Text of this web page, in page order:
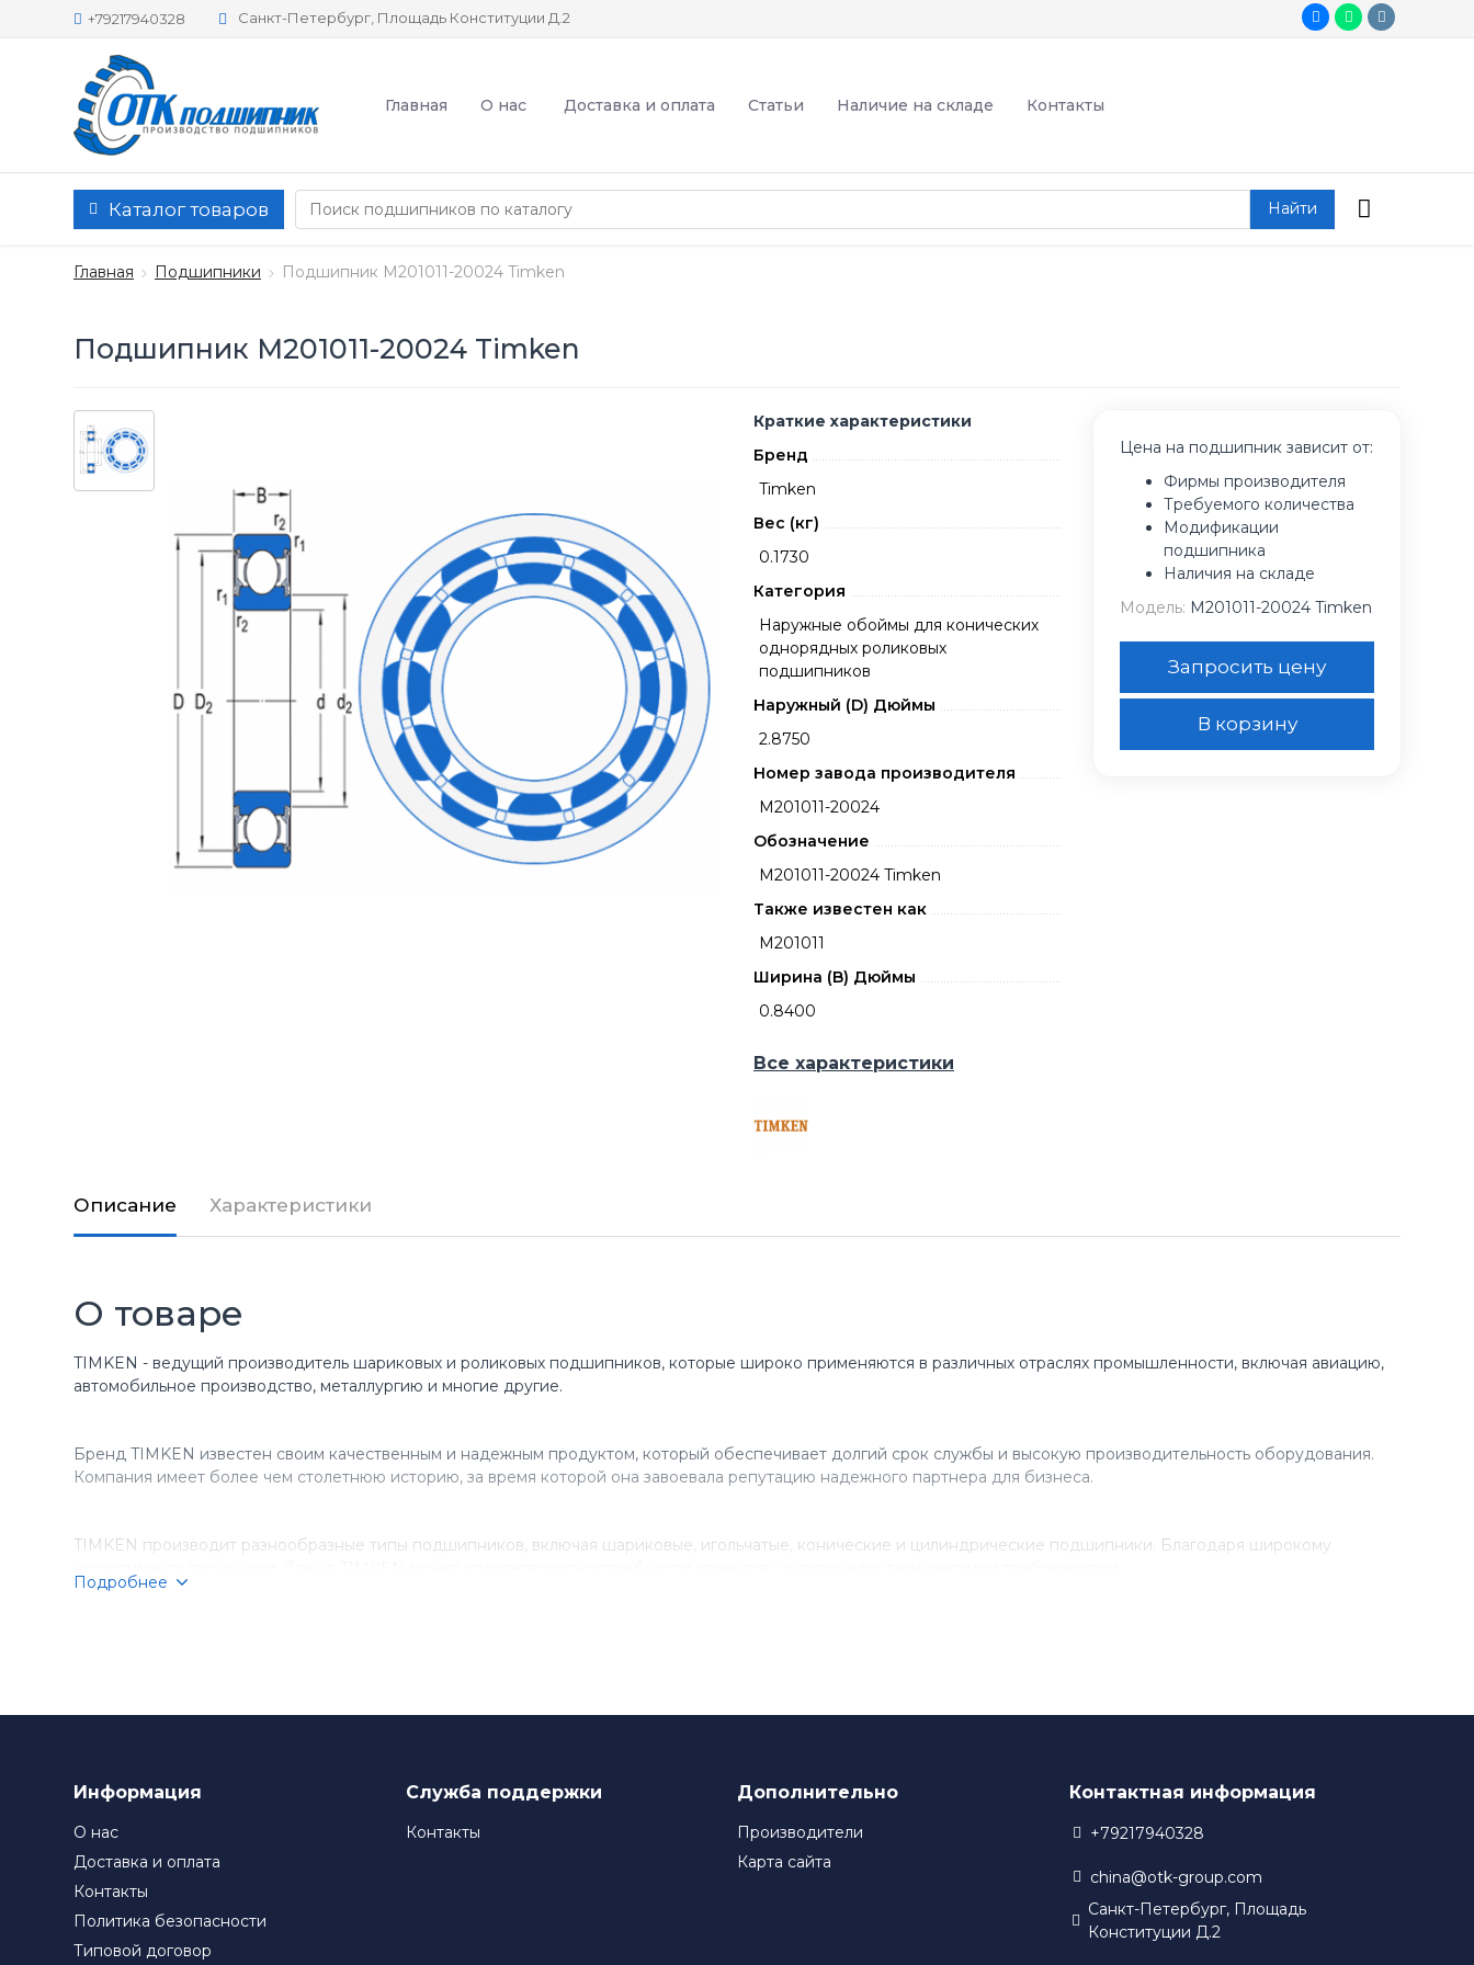
+79217940328 Санкт-Петербург, Площадь Конституции Д.2
Главная О нас Доставка и оплата Статьи Наличие на складе Контакты
Каталог товаров Найти
Главная Подшипники Подшипник M201011-20024 Timken
Подшипник M201011-20024 Timken
Краткие характеристики
Бренд
Timken
Вес (кг)
0.1730
Категория
Наружные обоймы для конических
однорядных роликовых
подшипников
Наружный (D) Дюймы
2.8750
Номер завода производителя
M201011-20024
Обозначение
M201011-20024 Timken
Также известен как
M201011
Ширина (B) Дюймы
0.8400
Все характеристики
Цена на подшипник зависит от:
Фирмы производителя
Требуемого количества
Модификации
подшипника
Наличия на складе
Модель: M201011-20024 Timken
Запросить цену
В корзину
Описание Характеристики
О товаре
TIMKEN - ведущий производитель шариковых и роликовых подшипников, которые широко применяются в различных отраслях промышленности, включая авиацию,
автомобильное производство, металлургию и многие другие.
Бренд TIMKEN известен своим качественным и надежным продуктом, который обеспечивает долгий срок службы и высокую производительность оборудования.
Компания имеет более чем столетнюю историю, за время которой она завоевала репутацию надежного партнера для бизнеса.
TIMKEN производит разнообразные типы подшипников, включая шариковые, игольчатые, конические и цилиндрические подшипники. Благодаря широкому
Подробнее
Информация
О нас
Доставка и оплата
Контакты
Политика безопасности
Типовой договор
Служба поддержки
Контакты
Дополнительно
Производители
Карта сайта
Контактная информация
+79217940328
china@otk-group.com
Санкт-Петербург, Площадь
Конституции Д.2